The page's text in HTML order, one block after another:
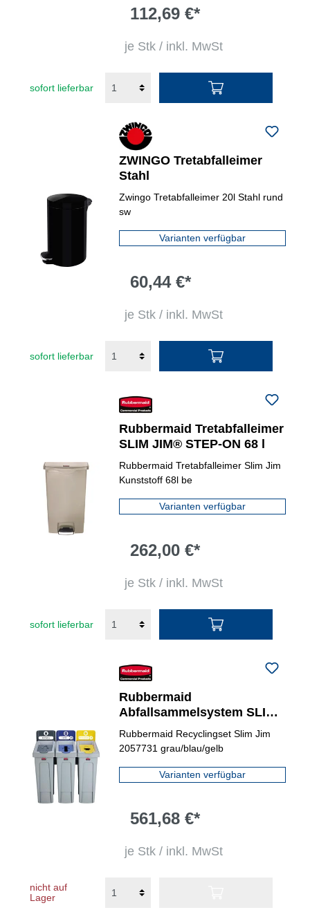
112,69 €*
je Stk / inkl. MwSt
sofort lieferbar
ZWINGO Tretabfalleimer
Stahl
Zwingo Tretabfalleimer 20l Stahl rund
sw
Varianten verfügbar
60,44 €*
je Stk / inkl. MwSt
sofort lieferbar
Rubbermaid Tretabfalleimer
SLIM JIM® STEP-ON 68 l
Rubbermaid Tretabfalleimer Slim Jim
Kunststoff 68l be
Varianten verfügbar
262,00 €*
je Stk / inkl. MwSt
sofort lieferbar
Rubbermaid
Abfallsammelsystem SLIM
JIM® RECYCLING
Rubbermaid Recyclingset Slim Jim
2057731 grau/blau/gelb
Varianten verfügbar
561,68 €*
je Stk / inkl. MwSt
nicht auf
Lager